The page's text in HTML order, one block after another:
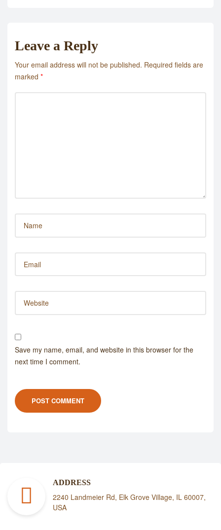
Leave a Reply
Your email address will not be published. Required fields are
marked *
Save my name, email, and website in this browser for the
next time I comment.
POST COMMENT
ADDRESS
2240 Landmeier Rd, Elk Grove Village, IL 60007,
USA